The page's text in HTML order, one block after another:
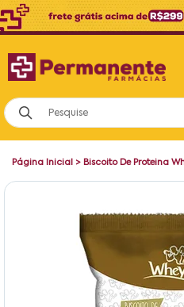
Página Inicial > Biscoito De Proteina